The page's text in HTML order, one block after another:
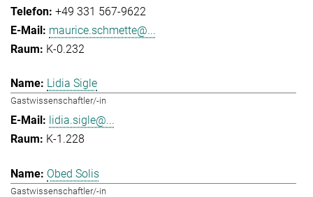
+49 331 567-9622
maurice.schmette@...
K-0.232
Lidia Sigle
Gastwissenschaftler/-in
lidia.sigle@...
K-1.228
Obed Solis
Gastwissenschaftler/-in